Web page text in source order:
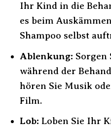
Ihr Kind in die
es beim
Shampoo selbst
Ablenkung: Sorgen
während der
hören Sie Musik
Film.
Lob: Loben Sie Ihr